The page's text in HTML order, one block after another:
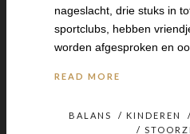
nageslacht, drie stuks in
sportclubs, hebben
worden afgesproken en
READ MORE
BALANS / KINDEREN /
/